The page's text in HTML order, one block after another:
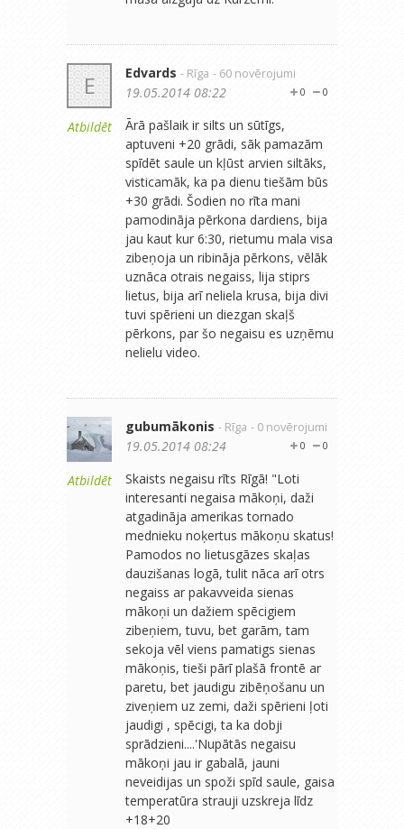
E
Atbildēt
Edvards - Rīga - 60 novērojumi
0
0
19.05.2014 08:22
Ārā pašlaik ir silts un sūtīgs,
aptuveni +20 grādi, sāk pamazām
spīdēt saule un kļūst arvien siltāks,
visticamāk, ka pa dienu tiešām būs
+30 grādi. Šodien no rīta mani
pamodināja pērkona dardiens, bija
jau kaut kur 6:30, rietumu mala visa
zibeņoja un ribināja pērkons, vēlāk
uznāca otrais negaiss, lija stiprs
lietus, bija arī neliela krusa, bija divi
tuvi spērieni un diezgan skaļš
pērkons, par šo negaisu es uzņēmu
nelielu video.
Atbildēt
gubumākonis - Rīga - 0 novērojumi
0
0
19.05.2014 08:24
Skaists negaisu rīts Rīgā! "Loti
interesanti negaisa mākoņi, daži
atgadināja amerikas tornado
mednieku noķertus mākoņu skatus!
Pamodos no lietusgāzes skaļas
dauzišanas logā, tulit nāca arī otrs
negaiss ar pakavveida sienas
mākoņi un dažiem spēcigiem
zibeņiem, tuvu, bet garām, tam
sekoja vēl viens pamatigs sienas
mākoņis, tieši pārī plašā frontē ar
paretu, bet jaudigu zibēņošanu un
ziveņiem uz zemi, daži spērieni ļoti
jaudigi , spēcigi, ta ka dobji
sprādzieni....'Nupātās negaisu
mākoņi jau ir gabalā, jauni
neveidijas un spoži spīd saule, gaisa
temperatūra strauji uzskreja līdz
+18+20